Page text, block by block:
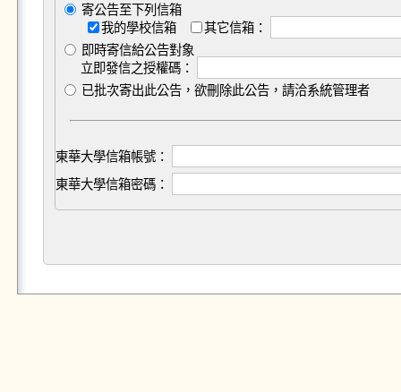
寄公告至下列信箱
我的學校信箱
其它信箱：
即時寄信給公告對象
立即發信之授權碼：
已批次寄出此公告，欲刪除此公告，請洽系統管理者
東華大學信箱帳號：
東華大學信箱密碼：